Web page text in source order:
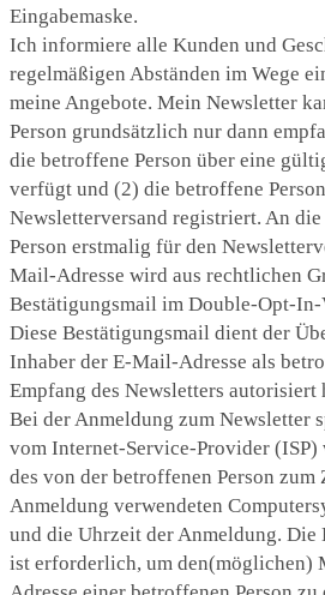
Eingabemaske.
Ich informiere alle Kunden und
regelmäßigen Abständen im Wege
meine Angebote. Mein Newsletter
Person grundsätzlich nur dann
die betroffene Person über eine
verfügt und (2) die betroffene
Newsletterversand registriert. An
Person erstmalig für den
Mail-Adresse wird aus rechtlichen
Bestätigungsmail im Double-Opt-In-
Diese Bestätigungsmail dient der
Inhaber der E-Mail-Adresse als
Empfang des Newsletters autorisiert
Bei der Anmeldung zum Newsletter
vom Internet-Service-Provider (ISP)
des von der betroffenen Person zum
Anmeldung verwendeten
und die Uhrzeit der Anmeldung. Die
ist erforderlich, um den(möglichen)